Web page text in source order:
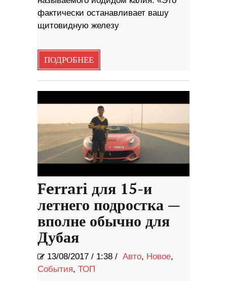
фактически останавливает вашу
щитовидную железу
ПОДРОБНЕЕ
Ferrari для 15-и
летнего подростка —
вполне обычно для
Дубая
13/08/2017 / 1:38 / Авто, Новое,
События, ТОП